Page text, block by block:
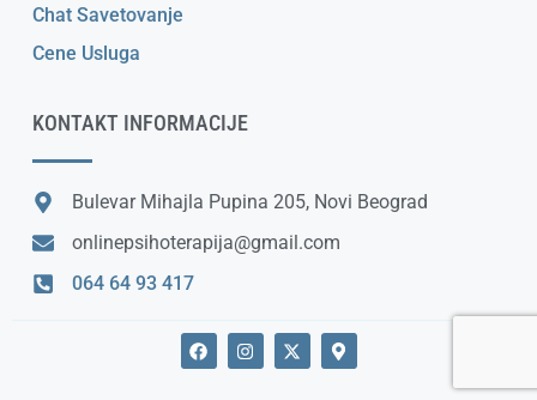
Chat Savetovanje
Cene Usluga
KONTAKT INFORMACIJE
Bulevar Mihajla Pupina 205, Novi Beograd
onlinepsihoterapija@gmail.com
064 64 93 417
F
a
c
I
n
s
X
-
t
M
a
p